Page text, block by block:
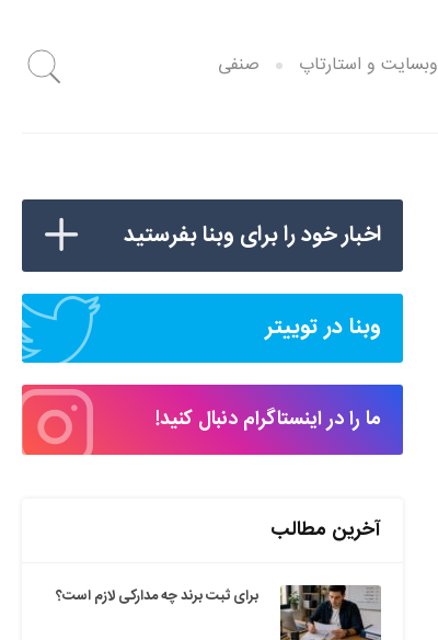
وبسایت و استارتاپ صنفی
اخبار خود را برای وبنا بفرستید
وبنا در توییتر
ما را در اینستاگرام دنبال کنید!
آخرین مطالب
برای ثبت برند چه مدارکی لازم است؟